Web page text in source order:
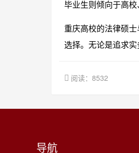
毕业生则倾向于高校
重庆高校的法律硕
选择。无论是追求实
阅读：8532
导航